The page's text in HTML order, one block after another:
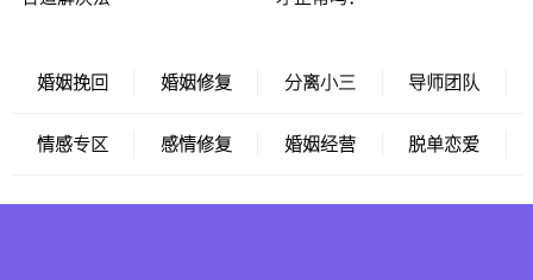
婚姻挽回 婚姻修复 分离小三 导师团队
情感专区 感情修复 婚姻经营 脱单恋爱